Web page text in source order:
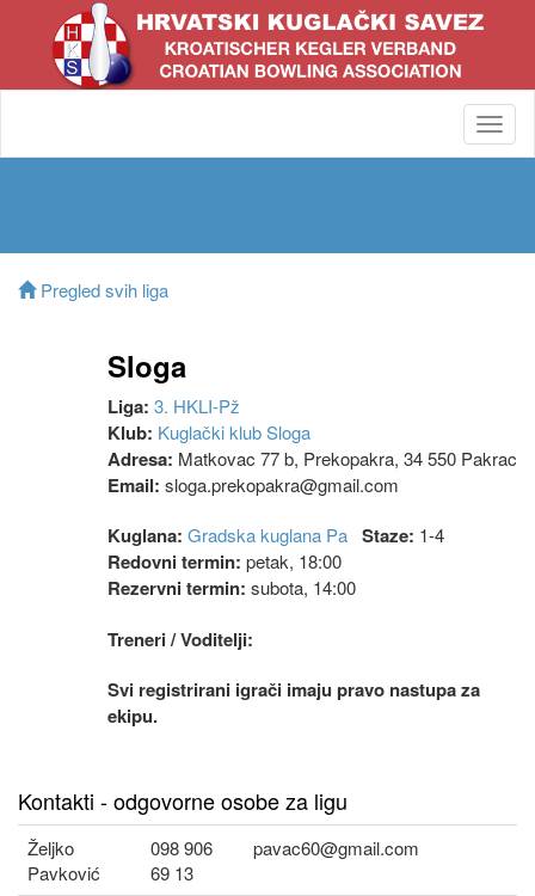
Pregled svih liga
Sloga
Liga: 3. HKLI-Pž
Klub: Kuglački klub Sloga
Adresa: Matkovac 77 b, Prekopakra, 34 550 Pakrac
Email: sloga.prekopakra@gmail.com
Kuglana: Gradska kuglana Pa Staze: 1-4
Redovni termin: petak, 18:00
Rezervni termin: subota, 14:00
Treneri / Voditelji:
Svi registrirani igrači imaju pravo nastupa za
ekipu.
Kontakti - odgovorne osobe za ligu
Željko
Pavković
098 906
69 13
pavac60@gmail.com